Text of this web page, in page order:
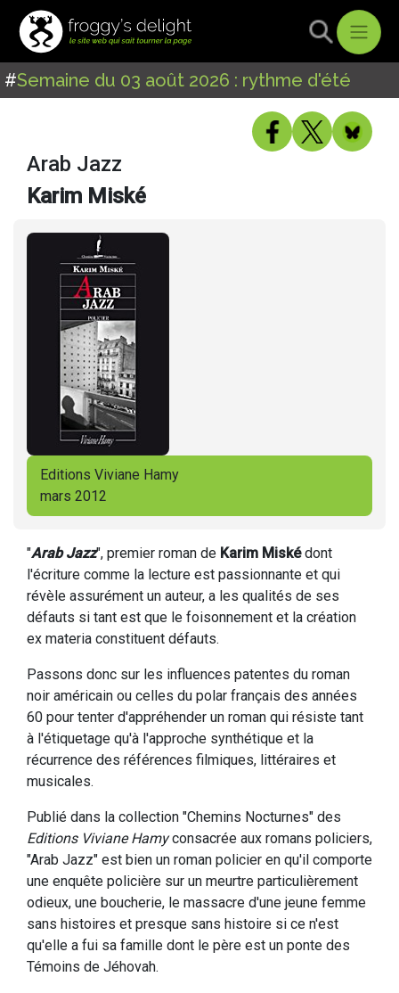
#Semaine du 03 août 2026 : rythme d'été
Arab Jazz
Karim Miské
Editions Viviane Hamy
mars 2012
"Arab Jazz", premier roman de Karim Miskédont
l'écriture comme la lecture est passionnante et qui
révèle assurément un auteur, a les qualités de ses
défauts si tant est que le foisonnement et la création
ex materia constituent défauts.
Passons donc sur les influences patentes du roman
noir américain ou celles du polar français des années
60 pour tenter d'appréhender un roman qui résiste tant
à l'étiquetage qu'à l'approche synthétique et la
récurrence des références filmiques, littéraires et
musicales.
Publié dans la collection "Chemins Nocturnes" des
Editions Viviane Hamyconsacrée aux romans policiers,
"Arab Jazz" est bien un roman policier en qu'il comporte
une enquête policière sur un meurtre particulièrement
odieux, une boucherie, le massacre d'une jeune femme
sans histoires et presque sans histoire si ce n'est
qu'elle a fui sa famille dont le père est un ponte des
Témoins de Jéhovah.